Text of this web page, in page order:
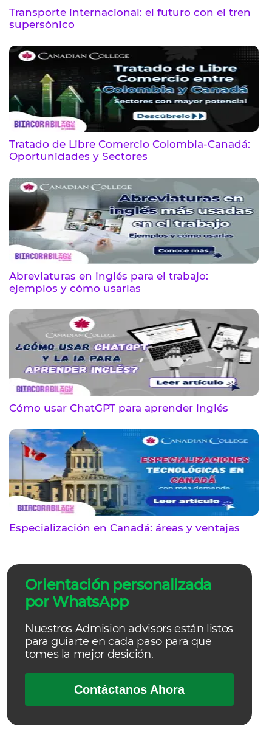
Transporte internacional: el futuro con el tren
supersónico
Tratado de Libre Comercio Colombia-Canadá:
Oportunidades y Sectores
Abreviaturas en inglés para el trabajo:
ejemplos y cómo usarlas
Cómo usar ChatGPT para aprender inglés
Especialización en Canadá: áreas y ventajas
Orientación personalizada
por WhatsApp
Nuestros Admision advisors están listos
para guiarte en cada paso para que
tomes la mejor desición.
Contáctanos Ahora